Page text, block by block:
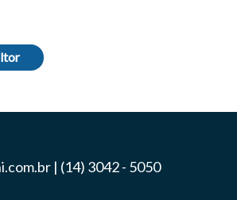
| (14) 3042 - 5050